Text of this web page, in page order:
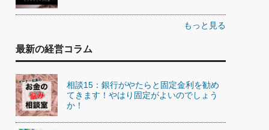
もっと見る
最新の経営コラム
相談15：銀行がやたらと固定金利を勧め
てきます！やはり固定がよいのでしょう
か！